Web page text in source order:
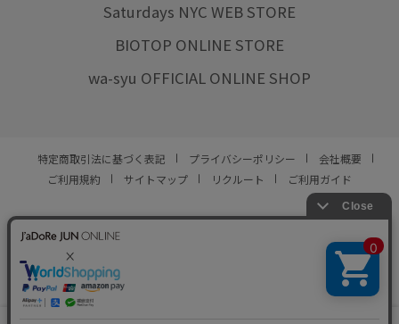
Saturdays NYC WEB STORE
BIOTOP ONLINE STORE
wa-syu OFFICIAL ONLINE SHOP
特定商取引法に基づく表記 プライバシーポリシー
会社概要
ご利用規約
サイトマップ リクルート ご利用ガイド
© JUN CO.,LTD. ALL RIGHTS RESERVED.